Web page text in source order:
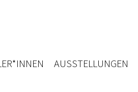
AUSSTELLUNGEN